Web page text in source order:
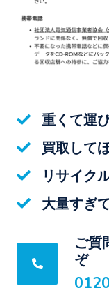
重くて運
買取して
リサイク
大量すぎ
ご質
ぞ